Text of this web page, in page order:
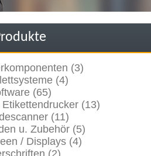
(3)
(4)
(65)
(13)
(11)
u. Zubehör (5)
/ Displays (4)
(2)